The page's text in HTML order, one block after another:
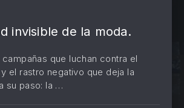
invisible de la moda.
que luchan contra el
el rastro negativo que deja la
su paso: la …